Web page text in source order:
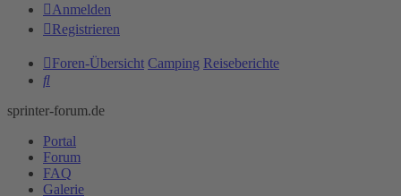
Anmelden
Registrieren
Foren-Übersicht Camping Reiseberichte
Suche
sprinter-forum.de
Portal
Forum
FAQ
Galerie